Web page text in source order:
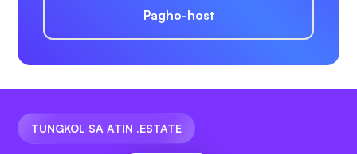
Pagho-host
TUNGKOL SA ATIN .ESTATE